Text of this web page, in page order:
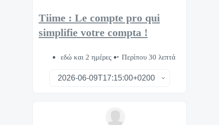
Tiime : Le compte pro qui
simplifie votre compta !
εδώ και 2 ημέρες Περίπου 30 λεπτά